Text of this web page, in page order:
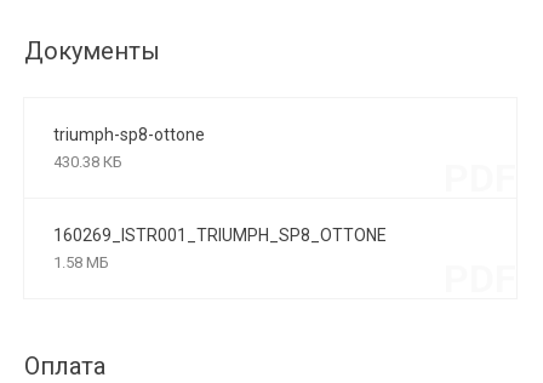
Документы
triumph-sp8-ottone
430.38 КБ
160269_ISTR001_TRIUMPH_SP8_OTTONE
1.58 МБ
Оплата